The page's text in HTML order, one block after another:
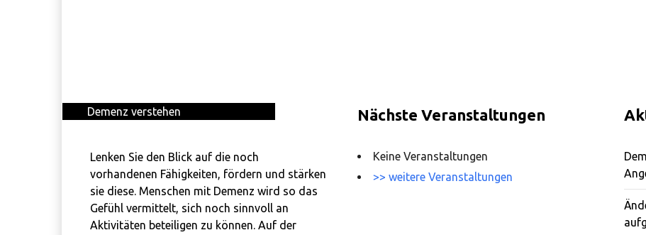
Demenz verstehen
Lenken Sie den Blick auf die noch
vorhandenen Fähigkeiten, fördern und stärken
sie diese. Menschen mit Demenz wird so das
Gefühl vermittelt, sich noch sinnvoll an
Aktivitäten beteiligen zu können. Auf der
Nächste Veranstaltungen
Keine Veranstaltungen
>> weitere Veranstaltungen